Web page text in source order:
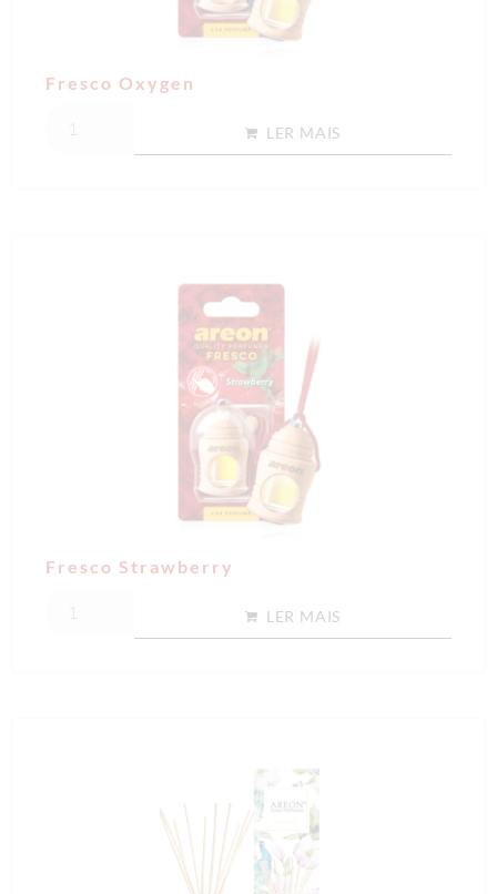
Fresco Oxygen
LER MAIS
Fresco Strawberry
LER MAIS